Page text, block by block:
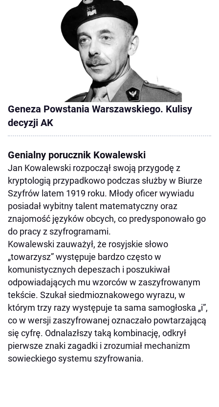
Geneza Powstania Warszawskiego. Kulisy
decyzji AK
Genialny porucznik Kowalewski
Jan Kowalewski rozpoczął swoją przygodę z
kryptologią przypadkowo podczas służby w Biurze
Szyfrów latem 1919 roku. Młody oficer wywiadu
posiadał wybitny talent matematyczny oraz
znajomość języków obcych, co predysponowało go
do pracy z szyfrogramami.
Kowalewski zauważył, że rosyjskie słowo
„towarzysz” występuje bardzo często w
komunistycznych depeszach i poszukiwał
odpowiadających mu wzorców w zaszyfrowanym
tekście. Szukał siedmioznakowego wyrazu, w
którym trzy razy występuje ta sama samogłoska „i”,
co w wersji zaszyfrowanej oznaczało powtarzającą
się cyfrę. Odnalazłszy taką kombinację, odkrył
pierwsze znaki zagadki i zrozumiał mechanizm
sowieckiego systemu szyfrowania.